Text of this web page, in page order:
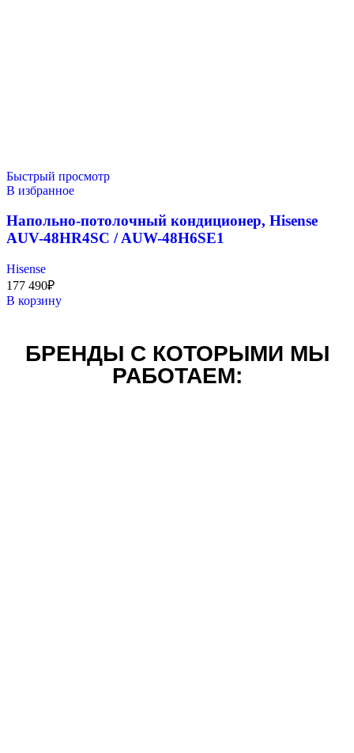
Быстрый просмотр
В избранное
Напольно-потолочный кондиционер, Hisense
AUV-48HR4SC / AUW-48H6SE1
Hisense
177 490₽
В корзину
БРЕНДЫ С КОТОРЫМИ МЫ
РАБОТАЕМ: